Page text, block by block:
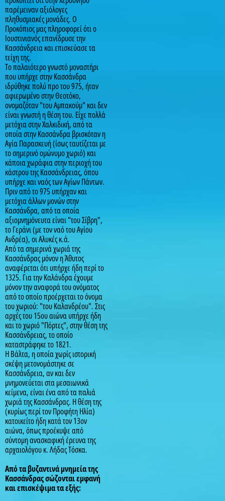
παρέμειναν αξιόλογες
πληθυσμιακές μονάδες. Ο
Προκόπιος μας πληροφορεί ότι ο
Ιουστινιανός επανίδρυσε την
Κασσάνδρεια και επισκεύασε τα
τείχη της.
Το παλαιότερο γνωστό μοναστήρι
που υπήρχε στην Κασσάνδρα
ιδρύθηκε πολύ προ του 975, ήταν
αφιερωμένο στην Θεοτόκο,
ονομαζόταν "του Αμπακούμ" και δεν
είναι γνωστή η θέση του. Είχε πολλά
μετόχια στην Χαλκιδική, από τα
οποία στην Κασσάνδρα βρισκόταν η
Αγία Παρασκευή (ίσως ταυτίζεται με
το σημερινό ομώνυμο χωριό) και
κάποια χωράφια στην περιοχή του
κάστρου της Κασσάνδρειας, όπου
υπήρχε και ναός των Αγίων Πάντων.
Πριν από το 975 υπήρχαν και
μετόχια άλλων μονών στην
Κασσάνδρα, από τα οποία
αξιομνημόνευτα είναι "του Σίβρη",
το Γεράνι (με τον ναό του Αγίου
Ανδρέα), οι Αλυκές κ.ά.
Από τα σημερινά χωριά της
Κασσάνδρας μόνον η Άθυτος
αναφέρεται ότι υπήρχε ήδη περί το
1325. Για την Καλάνδρα έχουμε
μόνον την αναφορά του ονόματος
από το οποίο προέρχεται το όνομα
του χωριού: "του Καλανδρέου". Στις
αρχές του 15ου αιώνα υπήρχε ήδη
και το χωριό "Πόρτες", στην θέση της
Κασσάνδρειας, το οποίο
καταστράφηκε το 1821.
Η Βάλτα, η οποία χωρίς ιστορική
σκέψη μετονομάστηκε σε
Κασσάνδρεια, αν και δεν
μνημονεύεται στα μεσαιωνικά
κείμενα, είναι ένα από τα παλιά
χωριά της Κασσάνδρας. Η θέση της
(κυρίως περί τον Προφήτη Ηλία)
κατοικείτο ήδη κατά τον 13ον
αιώνα, όπως προέκυψε από
σύντομη ανασκαφική έρευνα της
αρχαιολόγου κ. Λήδας Τόσκα.
Από τα βυζαντινά μνημεία της
Κασσάνδρας σώζονται εμφανή
και επισκέψιμα τα εξής: